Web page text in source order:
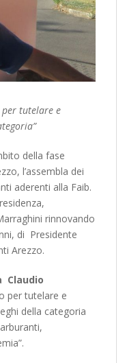
per tutelare e
della fase
l’assembla dei
aderenti alla Faib.
rinnovando
di Presidente
Arezzo.
Claudio
per tutelare e
della categoria